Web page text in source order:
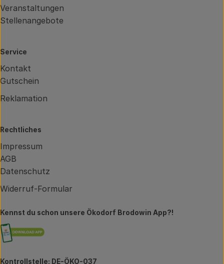
Veranstaltungen
Stellenangebote
Service
Kontakt
Gutschein
Reklamation
Rechtliches
Impressum
AGB
Datenschutz
Widerruf-Formular
Kennst du schon unsere Ökodorf Brodowin App?!
Externer Link zu https://brodowin.de/
Kontrollstelle: DE-ÖKO-037